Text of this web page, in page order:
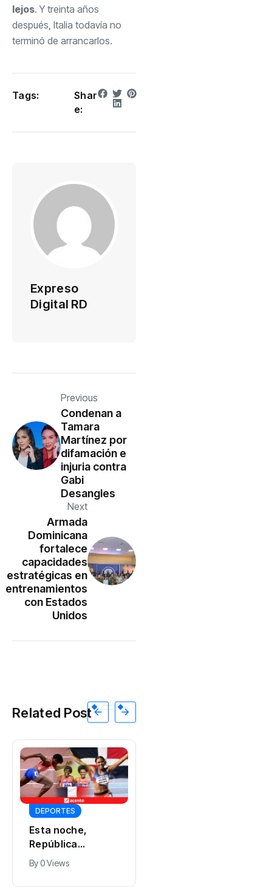
lejos. Y treinta años
después, Italia todavía no
terminó de arrancarlos.
Tags:
Shar
e:
Expreso
Digital RD
Previous
Condenan a
Tamara
Martínez por
difamación e
injuria contra
Gabi
Desangles
Next
Armada
Dominicana
fortalece
capacidades
estratégicas en
entrenamientos
con Estados
Unidos
Related Post
INTERNACIONALES
Ric Prado,
exsuperior de la
CIA: “Cuba es la
próxima manzana
que va a caer del
árbol”